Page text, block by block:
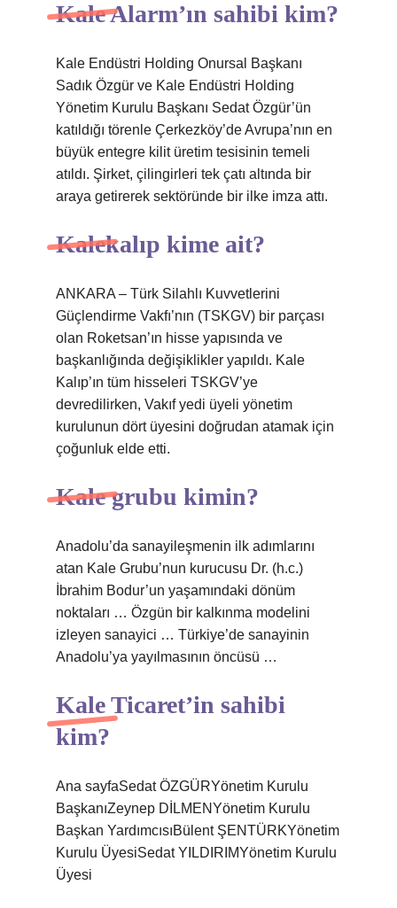
Kale Alarm’ın sahibi kim?
Kale Endüstri Holding Onursal Başkanı
Sadık Özgür ve Kale Endüstri Holding
Yönetim Kurulu Başkanı Sedat Özgür’ün
katıldığı törenle Çerkezköy’de Avrupa’nın en
büyük entegre kilit üretim tesisinin temeli
atıldı. Şirket, çilingirleri tek çatı altında bir
araya getirerek sektöründe bir ilke imza attı.
Kalekalıp kime ait?
ANKARA – Türk Silahlı Kuvvetlerini
Güçlendirme Vakfı’nın (TSKGV) bir parçası
olan Roketsan’ın hisse yapısında ve
başkanlığında değişiklikler yapıldı. Kale
Kalıp’ın tüm hisseleri TSKGV’ye
devredilirken, Vakıf yedi üyeli yönetim
kurulunun dört üyesini doğrudan atamak için
çoğunluk elde etti.
Kale grubu kimin?
Anadolu’da sanayileşmenin ilk adımlarını
atan Kale Grubu’nun kurucusu Dr. (h.c.)
İbrahim Bodur’un yaşamındaki dönüm
noktaları … Özgün bir kalkınma modelini
izleyen sanayici … Türkiye’de sanayinin
Anadolu’ya yayılmasının öncüsü …
Kale Ticaret’in sahibi
kim?
Ana sayfaSedat ÖZGÜRYönetim Kurulu
BaşkanıZeynep DİLMENYönetim Kurulu
Başkan YardımcısıBülent ŞENTÜRKYönetim
Kurulu ÜyesiSedat YILDIRIMYönetim Kurulu
Üyesi